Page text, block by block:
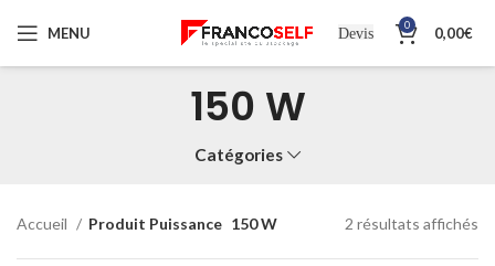
MENU Devis 0 0,00€
150 W
Catégories
Accueil Produit Puissance 150 W 2 résultats affichés